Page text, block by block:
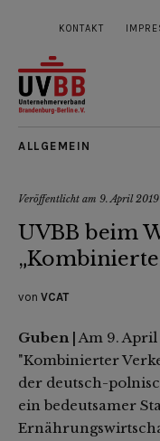
KONTAKT
ALLGEMEIN
Veröffentlicht am 9. April 2019
UVBB beim
von VCAT
Guben | Am 9.
"Kombinierter
der deutsch-
ein bedeutsamer